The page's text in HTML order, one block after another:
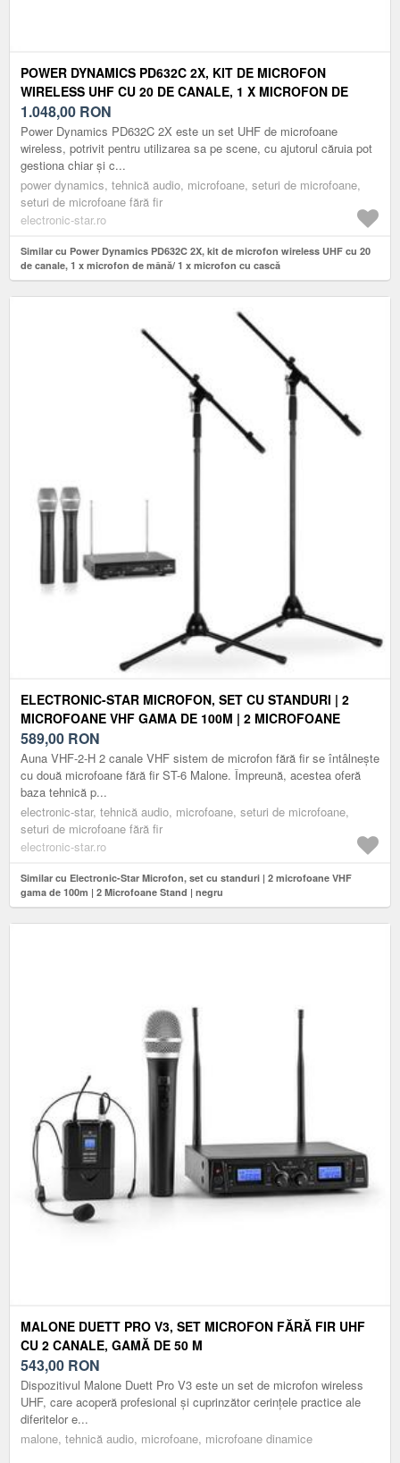
POWER DYNAMICS PD632C 2X, KIT DE MICROFON
WIRELESS UHF CU 20 DE CANALE, 1 X MICROFON DE
MÂNĂ/ 1 X MICROFON CU CASCĂ
1.048,00 RON
Power Dynamics PD632C 2X este un set UHF de microfoane
wireless, potrivit pentru utilizarea sa pe scene, cu ajutorul căruia pot
gestiona chiar și c...
power dynamics, tehnică audio, microfoane, seturi de microfoane,
seturi de microfoane fără fir
electronic-star.ro
Similar cu Power Dynamics PD632C 2X, kit de microfon wireless UHF cu 20
de canale, 1 x microfon de mână/ 1 x microfon cu cască
ELECTRONIC-STAR MICROFON, SET CU STANDURI | 2
MICROFOANE VHF GAMA DE 100M | 2 MICROFOANE
STAND | NEGRU
589,00 RON
Auna VHF-2-H 2 canale VHF sistem de microfon fără fir se întâlnește
cu două microfoane fără fir ST-6 Malone. Împreună, acestea oferă
baza tehnică p...
electronic-star, tehnică audio, microfoane, seturi de microfoane,
seturi de microfoane fără fir
electronic-star.ro
Similar cu Electronic-Star Microfon, set cu standuri | 2 microfoane VHF
gama de 100m | 2 Microfoane Stand | negru
MALONE DUETT PRO V3, SET MICROFON FĂRĂ FIR UHF
CU 2 CANALE, GAMĂ DE 50 M
543,00 RON
Dispozitivul Malone Duett Pro V3 este un set de microfon wireless
UHF, care acoperă profesional și cuprinzător cerințele practice ale
diferitelor e...
malone, tehnică audio, microfoane, microfoane dinamice